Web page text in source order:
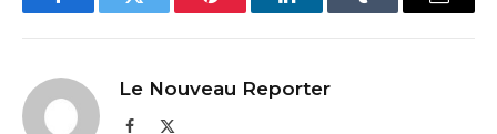
FacebookTwitter Pinterest LinkedInTumblr Email
Le Nouveau Reporter
Facebook